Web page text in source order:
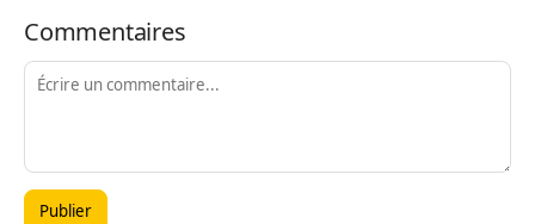
Commentaires
Publier